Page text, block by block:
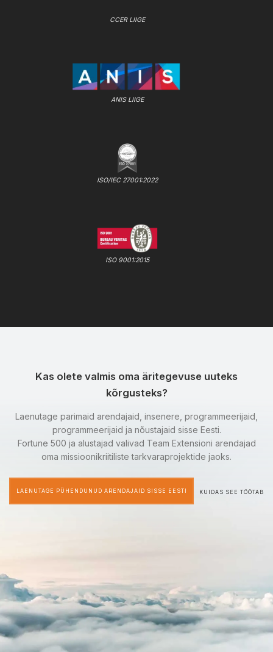
CCER LIIGE
ANIS LIIGE
ISO/IEC 27001:2022
ISO 9001:2015
Kas olete valmis oma äritegevuse uuteks
kõrgusteks?
Laenutage parimaid arendajaid, insenere, programmeerijaid,
programmeerijaid ja nõustajaid sisse Eesti.
Fortune 500 ja alustajad valivad Team Extensioni arendajad
oma missioonikriitiliste tarkvaraprojektide jaoks.
LAENUTAGE PÜHENDUNUD ARENDAJAID SISSE EESTI KUIDAS SEE TÖÖTAB